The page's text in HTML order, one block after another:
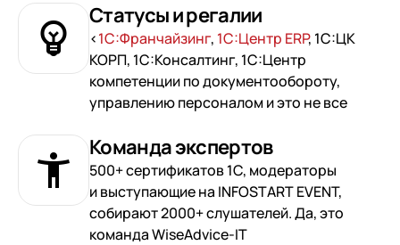
Статусы и регалии
<1С:Франчайзинг, 1С:Центр ERP, 1С:ЦК
КОРП, 1С:Консалтинг, 1С:Центр
компетенции по документообороту,
управлению персоналом и это не все
Команда экспертов
500+ сертификатов 1С, модераторы
и выступающие на INFOSTART EVENT,
собирают 2000+ слушателей. Да, это
команда WiseAdvice-IT